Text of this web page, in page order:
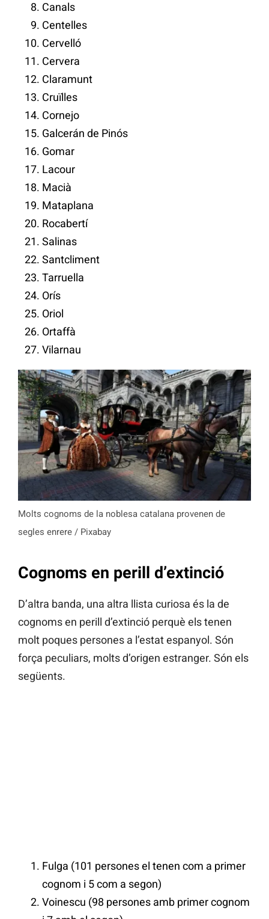
Canals
Centelles
Cervelló
Cervera
Claramunt
Cruïlles
Cornejo
Galcerán de Pinós
Gomar
Lacour
Macià
Mataplana
Rocabertí
Salinas
Santcliment
Tarruella
Orís
Oriol
Ortaffà
Vilarnau
Molts cognoms de la noblesa catalana provenen de
segles enrere / Pixabay
Cognoms en perill d’extinció
D’altra banda, una altra llista curiosa és la de
cognoms en perill d’extinció perquè els tenen
molt poques persones a l’estat espanyol. Són
força peculiars, molts d’origen estranger. Són els
següents.
Fulga (101 persones el tenen com a primer
cognom i 5 com a segon)
Voinescu (98 persones amb primer cognom